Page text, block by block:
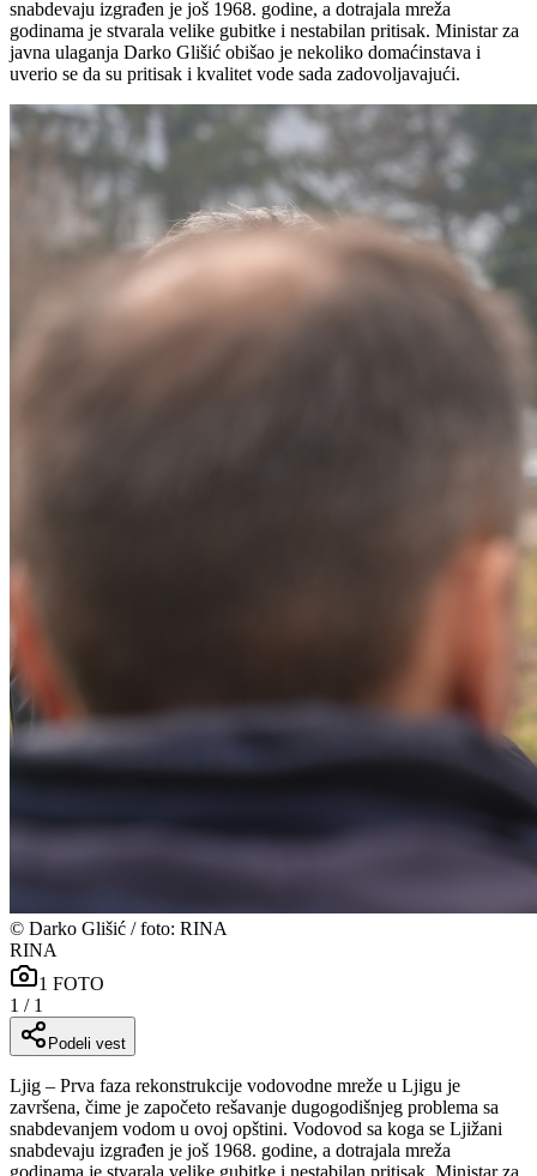
snabdevaju izgrađen je još 1968. godine, a dotrajala mreža
godinama je stvarala velike gubitke i nestabilan pritisak. Ministar za
javna ulaganja Darko Glišić obišao je nekoliko domaćinstava i
uverio se da su pritisak i kvalitet vode sada zadovoljavajući.
© Darko Glišić / foto: RINA
RINA
1 FOTO
1 / 1
Podeli vest
Ljig – Prva faza rekonstrukcije vodovodne mreže u Ljigu je
završena, čime je započeto rešavanje dugogodišnjeg problema sa
snabdevanjem vodom u ovoj opštini. Vodovod sa koga se Ljižani
snabdevaju izgrađen je još 1968. godine, a dotrajala mreža
godinama je stvarala velike gubitke i nestabilan pritisak. Ministar za